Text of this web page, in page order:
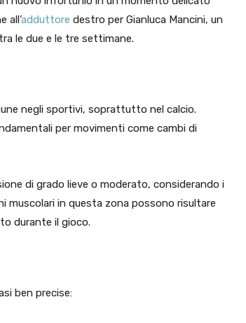
all’adduttore destro per Gianluca Mancini, un
le due e le tre settimane.
negli sportivi, soprattutto nel calcio.
per movimenti come cambi di
di grado lieve o moderato, considerando i
muscolari in questa zona possono risultare
durante il gioco.
ben precise: